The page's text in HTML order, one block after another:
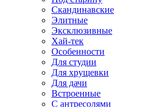
Скандинавские
Элитные
Эксклюзивные
Хай-тек
Особенности
Для студии
Для хрущевки
Для дачи
Встроенные
С антресолями